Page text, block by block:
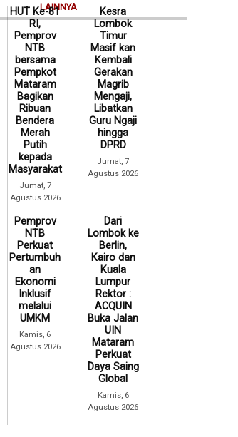
LAINNYA
HUT Ke-81
RI,
Pemprov
NTB
bersama
Pempkot
Mataram
Bagikan
Ribuan
Bendera
Merah
Putih
kepada
Masyarakat
Jumat, 7
Agustus 2026
Kesra
Lombok
Timur
Masif kan
Kembali
Gerakan
Magrib
Mengaji,
Libatkan
Guru Ngaji
hingga
DPRD
Jumat, 7
Agustus 2026
Pemprov
NTB
Perkuat
Pertumbuh
an
Ekonomi
Inklusif
melalui
UMKM
Kamis, 6
Agustus 2026
Dari
Lombok ke
Berlin,
Kairo dan
Kuala
Lumpur
Rektor :
ACQUIN
Buka Jalan
UIN
Mataram
Perkuat
Daya Saing
Global
Kamis, 6
Agustus 2026